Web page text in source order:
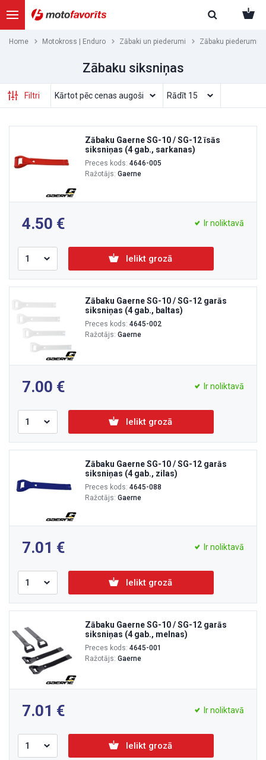
Home Motokross | Enduro Zābaki un piederumi Zābaku piederumi
Zābaku siksniņas
Filtri
Zābaku Gaerne SG-10 / SG-12 īsās
siksniņas (4 gab., sarkanas)
Preces kods: 4646-005
Ražotājs: Gaerne
4.50 Ir noliktavā
Ielikt grozā
Zābaku Gaerne SG-10 / SG-12 garās
siksniņas (4 gab., baltas)
Preces kods: 4645-002
Ražotājs: Gaerne
7.00 Ir noliktavā
Ielikt grozā
Zābaku Gaerne SG-10 / SG-12 garās
siksniņas (4 gab., zilas)
Preces kods: 4645-088
Ražotājs: Gaerne
7.01 Ir noliktavā
Ielikt grozā
Zābaku Gaerne SG-10 / SG-12 garās
siksniņas (4 gab., melnas)
Preces kods: 4645-001
Ražotājs: Gaerne
7.01 Ir noliktavā
Ielikt grozā